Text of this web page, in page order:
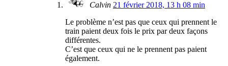
Calvin 21 février 2018, 13 h 08 min
Le problème n’est pas que ceux qui prennent le
train paient deux fois le prix par deux façons
différentes.
C’est que ceux qui ne le prennent pas paient
également.